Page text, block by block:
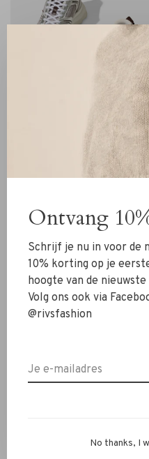
Janice Bolt Runner
Sneakers bruin multi
Handbal Vintage beige
Ontvang
Schrijf je nu in voor de
10% korting op je
hoogte van de
Volg ons ook via
@rivsfashion
No thanks, I